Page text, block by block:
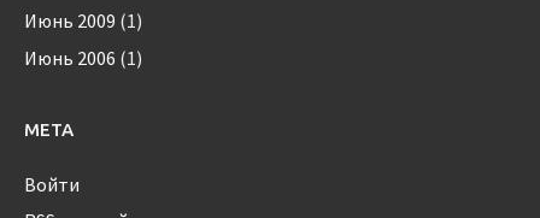
Июнь 2009 (1)
Июнь 2006 (1)
МЕТА
Войти